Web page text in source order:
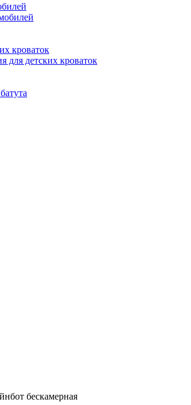
кроваток
для детских кроваток
бескамерная